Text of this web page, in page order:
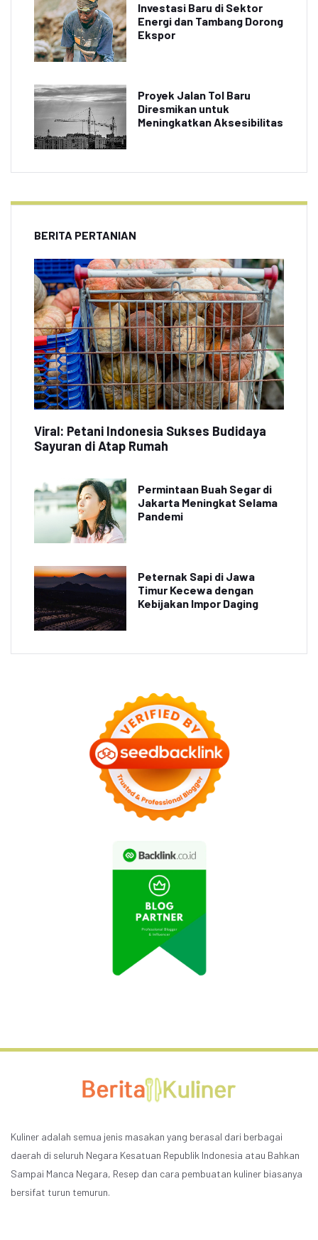
Investasi Baru di Sektor
Energi dan Tambang Dorong
Ekspor
Proyek Jalan Tol Baru
Diresmikan untuk
Meningkatkan Aksesibilitas
BERITA PERTANIAN
Viral: Petani Indonesia Sukses Budidaya
Sayuran di Atap Rumah
Permintaan Buah Segar di
Jakarta Meningkat Selama
Pandemi
Peternak Sapi di Jawa
Timur Kecewa dengan
Kebijakan Impor Daging
Kuliner adalah semua jenis masakan yang berasal dari berbagai
daerah di seluruh Negara Kesatuan Republik Indonesia atau Bahkan
Sampai Manca Negara, Resep dan cara pembuatan kuliner biasanya
bersifat turun temurun.